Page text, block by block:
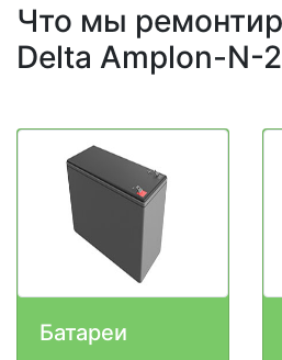
Что мы
Delta Amplon-N-
Батареи